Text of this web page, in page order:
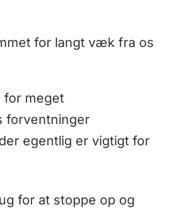
for langt væk fra os
for meget
forventninger
egentlig er vigtigt for
for at stoppe op og